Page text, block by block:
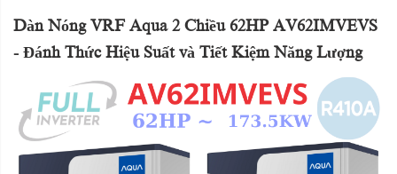
Dàn Nóng VRF Aqua 2 Chiều 62HP AV62IMVEVS
- Đánh Thức Hiệu Suất và Tiết Kiệm Năng Lượng